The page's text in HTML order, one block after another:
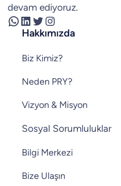
devam ediyoruz.
WhatsApp LinkedIn Twitter Instagram
Hakkımızda
Biz Kimiz?
Neden PRY?
Vizyon & Misyon
Sosyal Sorumluluklar
Bilgi Merkezi
Bize Ulaşın